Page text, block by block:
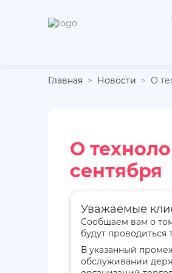
Главная Новости О
О
сентября
Уважаемые
Сообщаем вам о
будут проводиться
В указанный
обслуживании